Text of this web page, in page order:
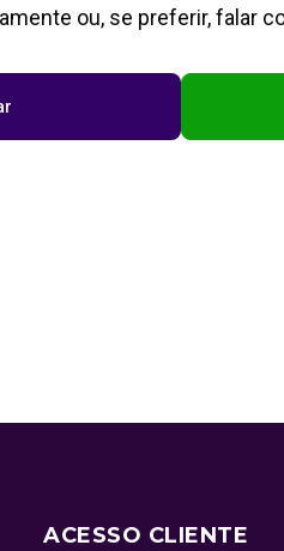
ou, se preferir, falar
ACESSO CLIENTE